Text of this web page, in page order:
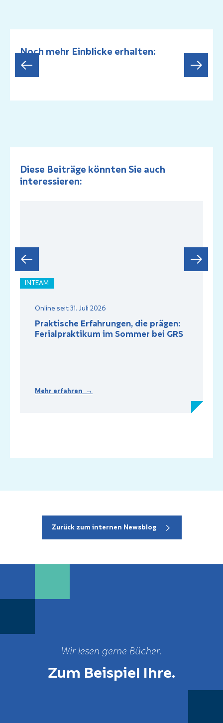
Noch mehr Einblicke erhalten:
Diese Beiträge könnten Sie auch
interessieren:
INTEAM
Online seit 31. Juli 2026
Praktische Erfahrungen, die prägen:
Ferialpraktikum im Sommer bei GRS
Mehr erfahren →
Zurück zum internen Newsblog
Wir lesen gerne Bücher.
Zum Beispiel Ihre.